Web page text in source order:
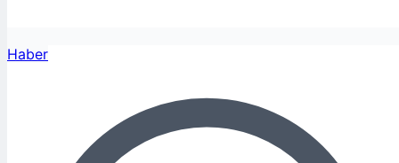
Haber